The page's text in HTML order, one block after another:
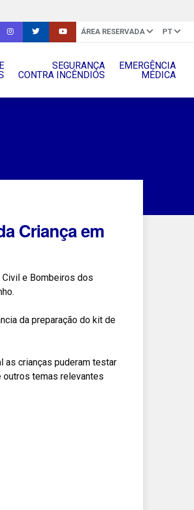
ÁREA RESERVADA PT
SEGURANÇA
CONTRA INCÊNDIOS
EMERGÊNCIA
MÉDICA
Criança em
e Bombeiros dos
da preparação do kit de
as crianças puderam testar
temas relevantes